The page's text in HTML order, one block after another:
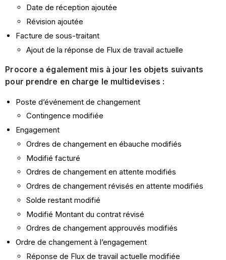
Date de réception ajoutée
Révision ajoutée
Facture de sous-traitant
Ajout de la réponse de Flux de travail actuelle
Procore a également mis à jour les objets suivants
pour prendre en charge le multidevises :
Poste d’événement de changement
Contingence modifiée
Engagement
Ordres de changement en ébauche modifiés
Modifié facturé
Ordres de changement en attente modifiés
Ordres de changement révisés en attente modifiés
Solde restant modifié
Modifié Montant du contrat révisé
Ordres de changement approuvés modifiés
Ordre de changement à l’engagement
Réponse de Flux de travail actuelle modifiée